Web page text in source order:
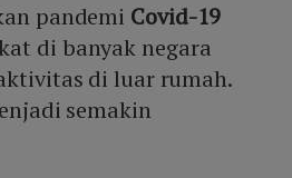
pandemi Covid-19
di banyak negara
di luar rumah.
semakin